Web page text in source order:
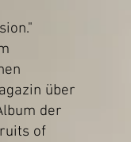
über
der
of